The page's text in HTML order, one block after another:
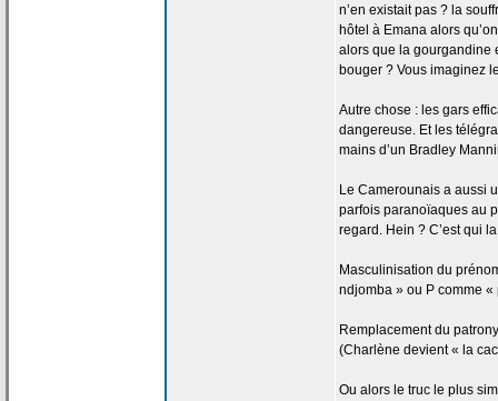
n’en existait pas ? la
hôtel à Emana alors
alors que la gourgandine
bouger ? Vous imaginez
Autre chose : les gars
dangereuse. Et les
mains d’un Bradley
Le Camerounais a aussi
parfois paranoïaques au
regard. Hein ? C’est qui la
Masculinisation du
ndjomba » ou P comme
Remplacement du
(Charlène devient « la
Ou alors le truc le plus